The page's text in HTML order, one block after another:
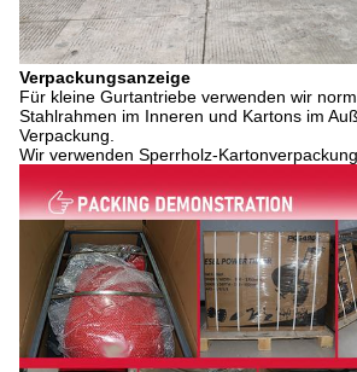
Verpackungsanzeige
Für kleine Gurtantriebe verwenden wir
Stahlrahmen im Inneren und Kartons im
Verpackung.
Wir verwenden Sperrholz-